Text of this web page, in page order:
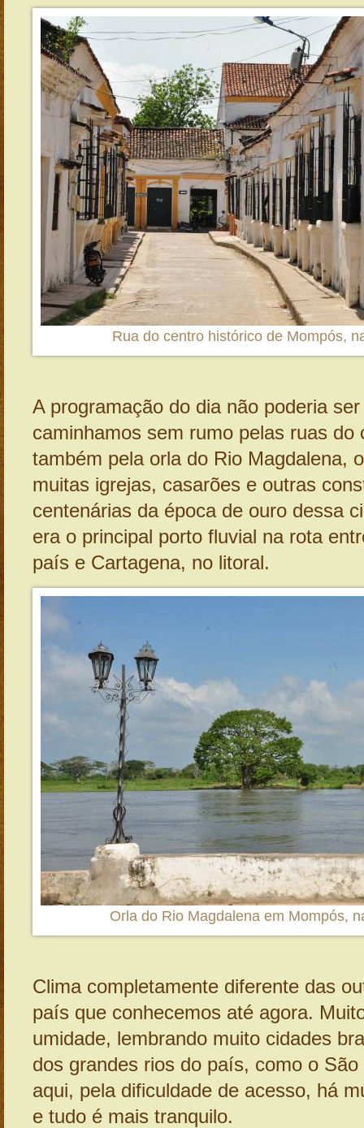
Rua do centro histórico de Mompós,
A programação do dia não poderia
caminhamos sem rumo pelas ruas do
também pela orla do Rio Magdalena,
muitas igrejas, casarões e outras
centenárias da época de ouro dessa
era o principal porto fluvial na rota
país e Cartagena, no litoral.
Orla do Rio Magdalena em Mompós,
Clima completamente diferente das
país que conhecemos até agora.
umidade, lembrando muito cidades
dos grandes rios do país, como o
aqui, pela dificuldade de acesso, há
e tudo é mais tranquilo.